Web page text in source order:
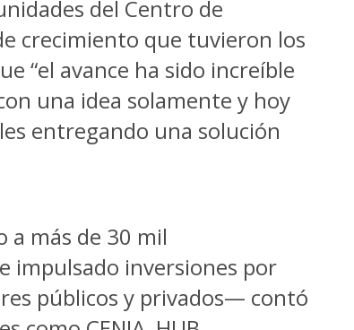
del Centro de
crecimiento que tuvieron los
“el avance ha sido increíble
una idea solamente y hoy
entregando una solución
más de 30 mil
impulsado inversiones por
públicos y privados— contó